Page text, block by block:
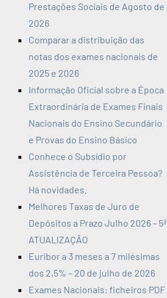
Prestações Sociais de Agosto de
2026
Comparar a distribuição das
notas dos exames nacionais de
2025 e 2026
Informação Oficial sobre a Época
Extraordinária de Exames Finais
Nacionais do Ensino Secundário
e Provas do Ensino Básico
Conhece o Subsídio por
Assistência de Terceira Pessoa?
Há novidades.
Melhores Taxas de Juro de
Depósitos a Prazo Julho 2026 – 5ª
ATUALIZAÇÃO
Euribor a 3 meses a 7 milésimas
dos 2,5% – 20 de julho de 2026
Exames Nacionais: ficheiros PDF